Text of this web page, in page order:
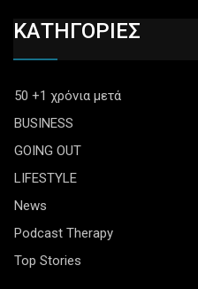
ΚΑΤΗΓΟΡΙΕΣ
50 +1 χρόνια μετά
BUSINESS
GOING OUT
LIFESTYLE
News
Podcast Therapy
Top Stories